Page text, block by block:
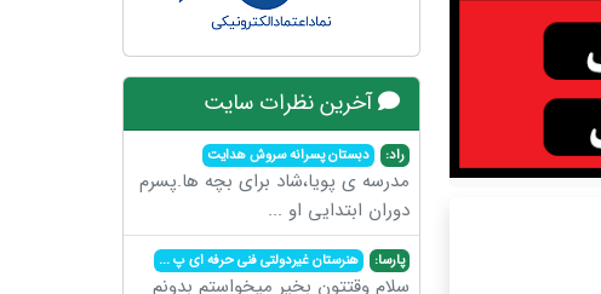
آخرین نظرات سایت
راد: دبستان پسرانه سروش هدایت
مدرسه ی پویا،شاد برای بچه ها.پسرم
دوران ابتدایی او ...
پارسا: هنرستان غیردولتی فنی حرفه ای پ...
سلام وقتتون بخیر میخواستم بدونم